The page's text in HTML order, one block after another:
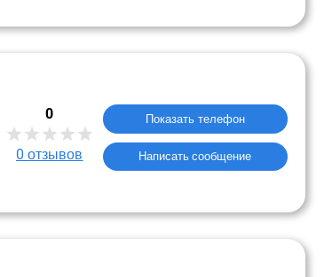
0
0 отзывов
Показать телефон
Написать сообщение